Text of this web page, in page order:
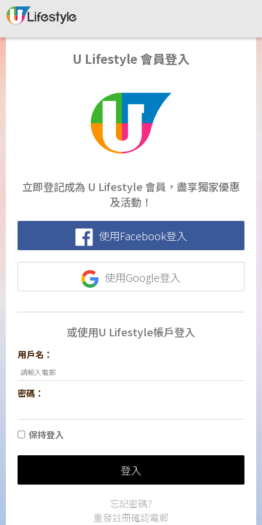
U Lifestyle 會員登入
立即登記成為 U Lifestyle 會員，盡享獨家優惠
及活動！
使用Facebook登入
使用Google登入
或使用U Lifestyle帳戶登入
用戶名：
密碼：
保持登入
登入
忘記密碼?
重發註冊確認電郵